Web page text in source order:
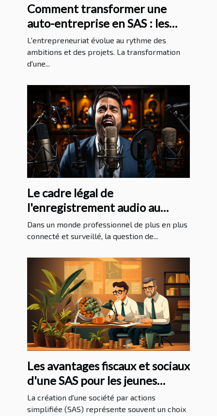
Comment transformer une
auto-entreprise en SAS : les
étapes juridiques clés
L'entrepreneuriat évolue au rythme des
ambitions et des projets. La transformation
d'une...
Le cadre légal de
l'enregistrement audio au
travail : ce que les employés
doivent savoir
Dans un monde professionnel de plus en plus
connecté et surveillé, la question de...
Les avantages fiscaux et sociaux
d'une SAS pour les jeunes
entrepreneurs
La création d'une société par actions
simplifiée (SAS) représente souvent un choix